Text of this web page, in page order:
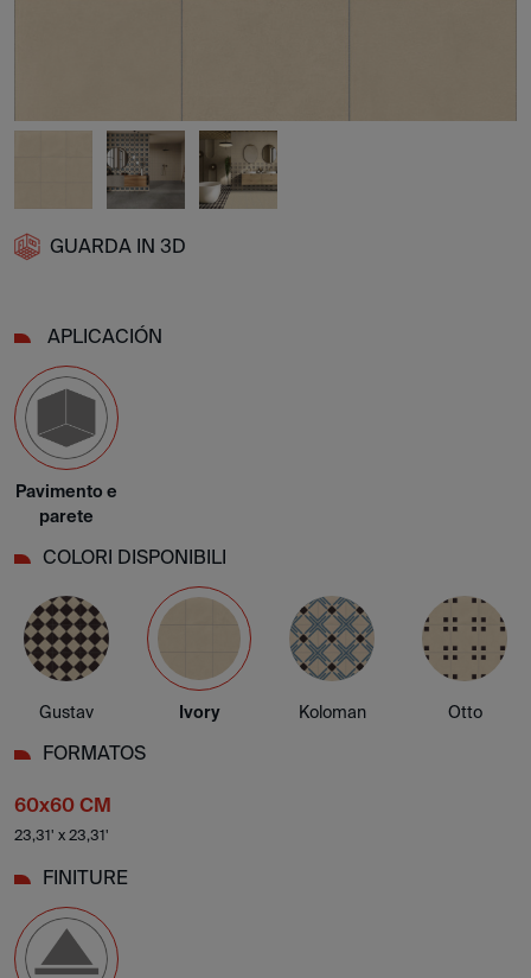
GUARDA IN 3D
APLICACIÓN
Pavimento e
parete
COLORI DISPONIBILI
Gustav Ivory Koloman Otto
FORMATOS
60x60 CM
23,31' x 23,31'
FINITURE